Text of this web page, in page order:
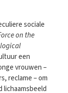
sociale
on the
een
vrouwen –
reclame – om
lichaamsbeeld